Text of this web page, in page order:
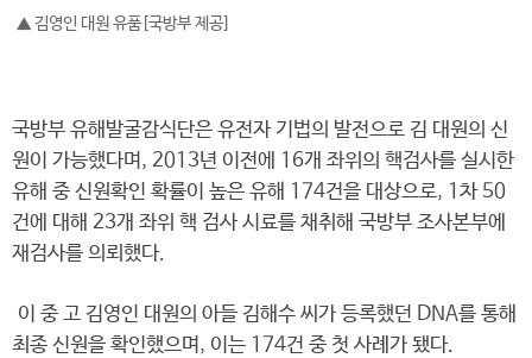
▲ 김영인 대원 유품[국방부 제공]
국방부 유해발굴감식단은 유전자 기법의 발전으로 김 대원의 신
원이 가능했다며, 2013년 이전에 16개 좌위의 핵검사를 실시한
유해 중 신원확인 확률이 높은 유해 174건을 대상으로, 1차 50
건에 대해 23개 좌위 핵 검사 시료를 채취해 국방부 조사본부에
재검사를 의뢰했다.
이 중 고 김영인 대원의 아들 김해수 씨가 등록했던 DNA를 통해
최종 신원을 확인했으며, 이는 174건 중 첫 사례가 됐다.